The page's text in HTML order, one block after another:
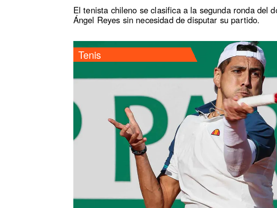
Tenis
El tenista chileno se clasifica a la segunda ronda del
Ángel Reyes sin necesidad de disputar su partido.